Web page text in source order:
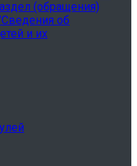
(обращения)
об
и их